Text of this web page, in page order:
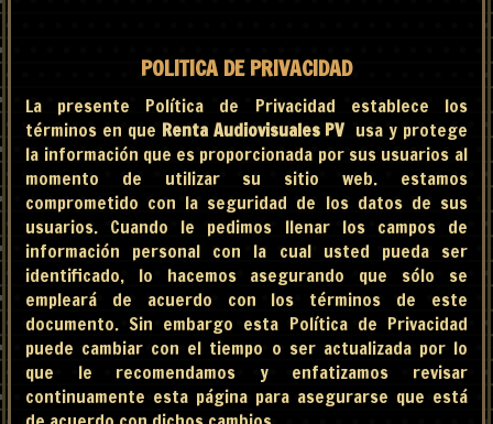
POLITICA DE PRIVACIDAD
La presente Política de Privacidad establece los
términos en que Renta Audiovisuales PV usa y protege
la información que es proporcionada por sus usuarios al
momento de utilizar su sitio web. estamos
comprometido con la seguridad de los datos de sus
usuarios. Cuando le pedimos llenar los campos de
información personal con la cual usted pueda ser
identificado, lo hacemos asegurando que sólo se
empleará de acuerdo con los términos de este
documento. Sin embargo esta Política de Privacidad
puede cambiar con el tiempo o ser actualizada por lo
que le recomendamos y enfatizamos revisar
continuamente esta página para asegurarse que está